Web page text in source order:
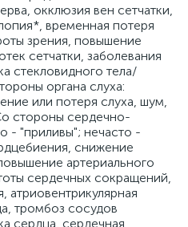
окклюзия вен сетчатки,
временная потеря
зрения, повышение
сетчатки, заболевания
стекловидного тела/
органа слуха:
или потеря слуха, шум,
стороны сердечно-
- "приливы"; нечасто -
снижение
артериального
сердечных сокращений,
атриовентрикулярная
тромбоз сосудов
сердца, сердечная